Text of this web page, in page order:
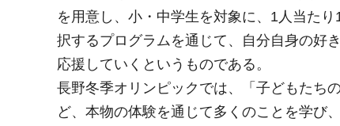
を用意し、小・中学生を対象に、1人当た
択するプログラムを通じて、自分自身の好
応援していくというものである。
長野冬季オリンピックでは、「子どもたち
ど、本物の体験を通じて多くのことを学び